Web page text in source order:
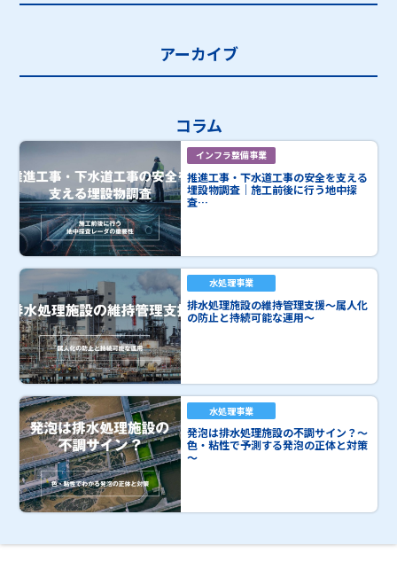
アーカイブ
コラム
インフラ整備事業
推進工事・下水道工事の安全を支える
埋設物調査｜施工前後に行う地中探
査…
水処理事業
排水処理施設の維持管理支援～属人化
の防止と持続可能な運用～
水処理事業
発泡は排水処理施設の不調サイン？～
色・粘性で予測する発泡の正体と対策
～